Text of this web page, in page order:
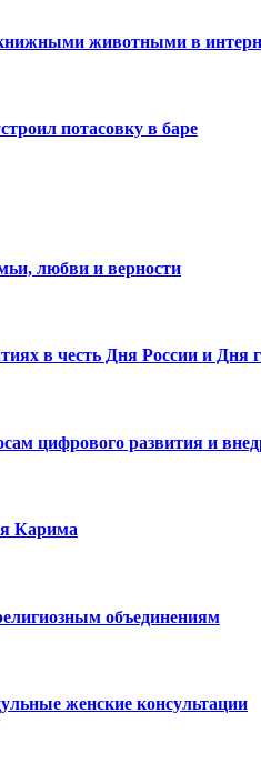
животными в
потасовку в баре
любви и верности
в честь Дня России и Дня
цифрового развития и
Карима
объединениям
женские консультации